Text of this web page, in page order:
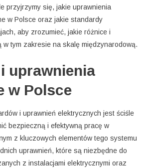
przyjrzymy się, jakie uprawnienia
w Polsce oraz jakie standardy
aby zrozumieć, jakie różnice i
w tym zakresie na skalę międzynarodową.
uprawnienia
w Polsce
i uprawnień elektrycznych jest ściśle
bezpieczną i efektywną pracę w
z kluczowych elementów tego systemu
uprawnień, które są niezbędne do
z instalacjami elektrycznymi oraz